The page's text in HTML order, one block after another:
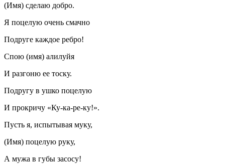
(Имя) сделаю добро.
Я поцелую очень смачно
Подруге каждое ребро!
Спою (имя) алилуйя
И разгоню ее тоску.
Подругу в ушко поцелую
И прокричу «Ку-ка-ре-ку!».
Пусть я, испытывая муку,
(Имя) поцелую руку,
А мужа в губы засосу!